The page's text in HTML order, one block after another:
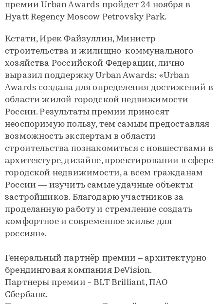
премии Urban Awards пройдет 24 ноября в
Hyatt Regency Moscow Petrovsky Park.
Кстати, Ирек Файзуллин, Министр
строительства и жилищно-коммунального
хозяйства Российской Федерации, лично
выразил поддержку Urban Awards: «Urban
Awards создана для определения достижений в
области жилой городской недвижимости
России. Результаты премии приносят
неоспоримую пользу, тем самым предоставляя
возможность экспертам в области
строительства познакомиться с новшествами в
архитектуре, дизайне, проектировании в сфере
городской недвижимости, а всем гражданам
России — изучить самые удачные объекты
застройщиков. Благодарю участников за
проделанную работу и стремление создать
комфортное и современное жилье для
россиян».
Генеральный партнёр премии – архитектурно-
брендинговая компания DeVision.
Партнеры премии - BLT Brilliant, ПАО
Сбербанк.